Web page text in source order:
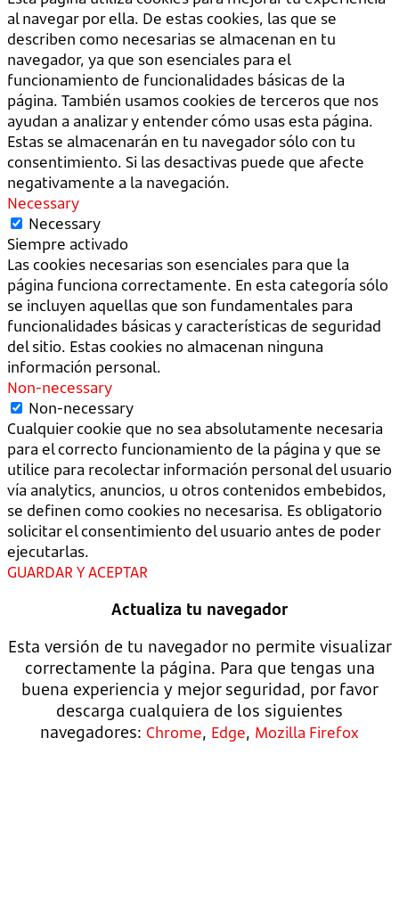
al navegar por ella. De estas cookies, las que se
describen como necesarias se almacenan en tu
navegador, ya que son esenciales para el
funcionamiento de funcionalidades básicas de la
página. También usamos cookies de terceros que nos
ayudan a analizar y entender cómo usas esta página.
Estas se almacenarán en tu navegador sólo con tu
consentimiento. Si las desactivas puede que afecte
negativamente a la navegación.
Necessary
Necessary
Siempre activado
Las cookies necesarias son esenciales para que la
página funciona correctamente. En esta categoría sólo
se incluyen aquellas que son fundamentales para
funcionalidades básicas y características de seguridad
del sitio. Estas cookies no almacenan ninguna
información personal.
Non-necessary
Non-necessary
Cualquier cookie que no sea absolutamente necesaria
para el correcto funcionamiento de la página y que se
utilice para recolectar información personal del usuario
vía analytics, anuncios, u otros contenidos embebidos,
se definen como cookies no necesarisa. Es obligatorio
solicitar el consentimiento del usuario antes de poder
ejecutarlas.
GUARDAR Y ACEPTAR
Actualiza tu navegador
Esta versión de tu navegador no permite visualizar
correctamente la página. Para que tengas una
buena experiencia y mejor seguridad, por favor
descarga cualquiera de los siguientes
navegadores: Chrome, Edge, Mozilla Firefox